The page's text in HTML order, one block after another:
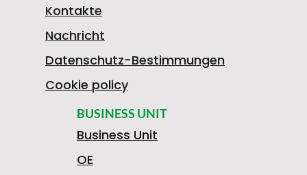
BUSINESS UNIT
Business Unit
OE
Kontakte
Nachricht
Datenschutz-Bestimmungen
Cookie policy